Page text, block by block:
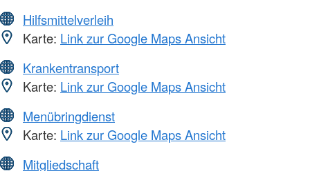
Hilfsmittelverleih
Karte: Link zur Google Maps Ansicht
Krankentransport
Karte: Link zur Google Maps Ansicht
Menübringdienst
Karte: Link zur Google Maps Ansicht
Mitgliedschaft